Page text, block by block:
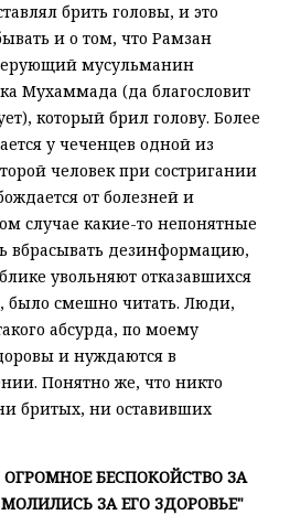
брить головы, и это
и о том, что Рамзан
мусульманин
Мухаммада (да благословит
который брил голову. Более
у чеченцев одной из
человек при состригании
от болезней и
случае какие-то непонятные
вбрасывать дезинформацию,
увольняют отказавшихся
было смешно читать. Люди,
абсурда, по моему
и нуждаются в
Понятно же, что никто
бритых, ни оставивших
БЕСПОКОЙСТВО ЗА
ЗА ЕГО ЗДОРОВЬЕ"